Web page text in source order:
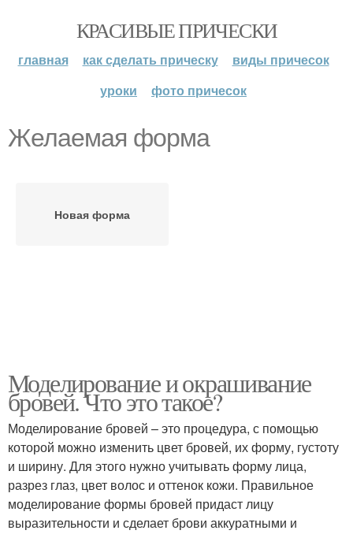
КРАСИВЫЕ ПРИЧЕСКИ
главная как сделать прическу
виды причесок
уроки
фото причесок
Желаемая форма
Новая форма
Моделирование и окрашивание
бровей. Что это такое?
Моделирование бровей – это процедура, с помощью
которой можно изменить цвет бровей, их форму, густоту
и ширину. Для этого нужно учитывать форму лица,
разрез глаз, цвет волос и оттенок кожи. Правильное
моделирование формы бровей придаст лицу
выразительности и сделает брови аккуратными и